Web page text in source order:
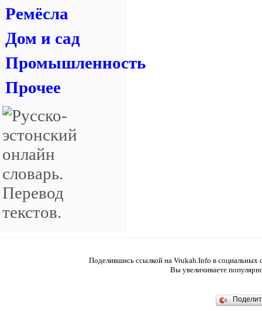
Ремёсла
Дом и сад
Промышленность
Прочее
Поделившись ссылкой на Vrukah.Info в социальных
Вы увеличиваете